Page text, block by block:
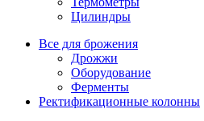
Цилиндры
Все для брожения
Дрожжи
Оборудование
Ферменты
Ректификационные колонны